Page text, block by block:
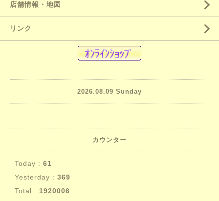
店舗情報・地図
リンク
2026.08.09 Sunday
カウンター
Today : 61
Yesterday : 369
Total : 1920006